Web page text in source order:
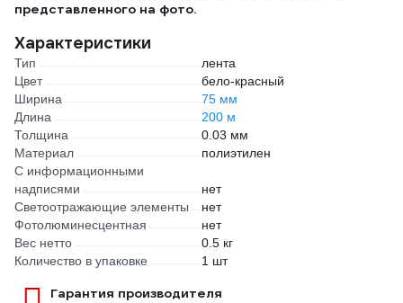
представленного на фото.
Характеристики
Тип
лента
Цвет
бело-красный
Ширина
75 мм
Длина
200 м
Толщина
0.03 мм
Материал
полиэтилен
С информационными
надписями
нет
Светоотражающие элементы
нет
Фотолюминесцентная
нет
Вес нетто
0.5 кг
Количество в упаковке
1 шт
Гарантия производителя